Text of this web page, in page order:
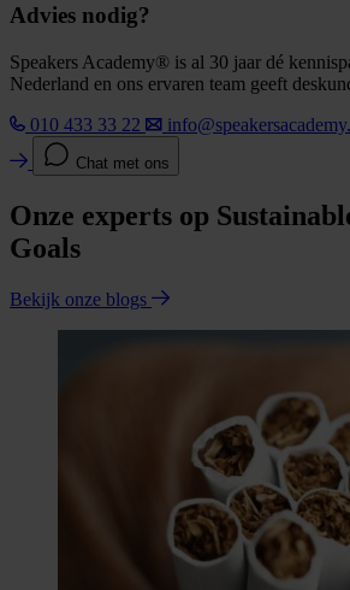
Advies nodig?
Speakers Academy® is al 30 jaar dé
Nederland en ons ervaren team geeft
010 433 33 22
Chat met ons
Onze experts op
Goals
Bekijk onze blogs